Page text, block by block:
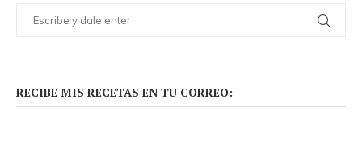
RECIBE MIS RECETAS EN TU CORREO: